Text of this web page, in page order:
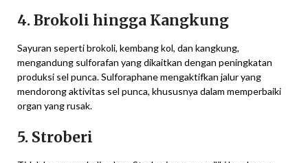
4. Brokoli hingga Kangkung
Sayuran seperti brokoli, kembang kol, dan kangkung,
mengandung sulforafan yang dikaitkan dengan peningkatan
produksi sel punca. Sulforaphane mengaktifkan jalur yang
mendorong aktivitas sel punca, khususnya dalam memperbaiki
organ yang rusak.
5. Stroberi